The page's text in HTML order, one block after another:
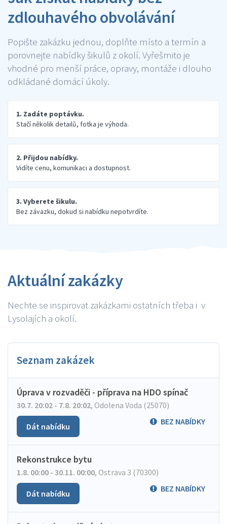
zdlouhavého obvolávání
Popište zakázku jednou, doplňte místo a termín a
porovnejte nabídky šikulů z okolí. Vyřešmito je
vhodné pro menší práce, opravy, montáže i dlouho
odkládané domácí úkoly.
1. Zadáte poptávku.
Stačí několik detailů, fotka je výhoda.
2. Přijdou nabídky.
Vidíte cenu, komunikaci a dostupnost.
3. Vyberete šikulu.
Bez závazku, dokud si nabídku nepotvrdíte.
Aktuální zakázky
Nechte se inspirovat zakázkami ostatních třeba i v
Lysolajích a okolí.
Seznam zakázek
Úprava v rozvaděči - příprava na HDO spínač
30.7. 20:02 - 7.8. 20:02, Odolena Voda (25070)
BEZ NABÍDKY
Dát nabídku
Rekonstrukce bytu
1.8. 00:00 - 30.11. 00:00, Ostrava 3 (70300)
BEZ NABÍDKY
Dát nabídku